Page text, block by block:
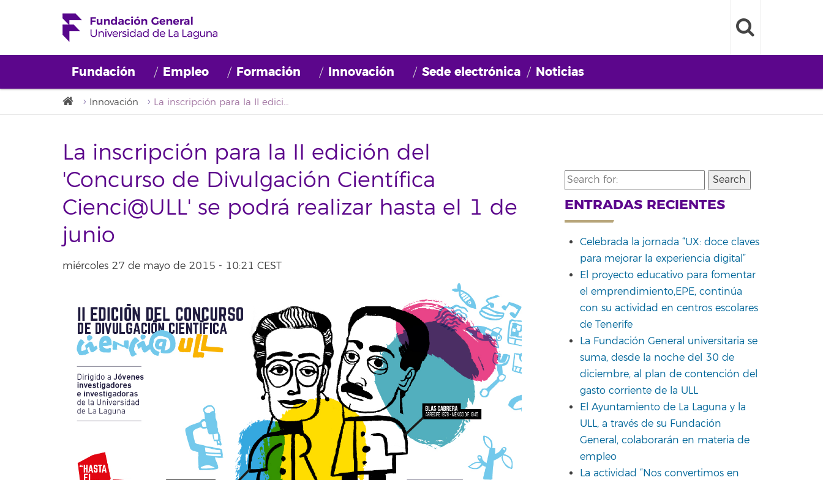
Fundación Empleo Formación Innovación Sede electrónica Noticias
Innovación La inscripción para la II edición del 'Concurso de Divulgación Científica Cienci@ULL' se podrá realizar hasta el 1 de junio
La inscripción para la II edición del
'Concurso de Divulgación Científica
Cienci@ULL' se podrá realizar hasta el 1 de
junio
miércoles 27 de mayo de 2015 - 10:21 CEST
Search
for:
ENTRADAS RECIENTES
Celebrada la jornada “UX: doce claves
para mejorar la experiencia digital”
El proyecto educativo para fomentar
el emprendimiento,EPE, continúa
con su actividad en centros escolares
de Tenerife
La Fundación General universitaria se
suma, desde la noche del 30 de
diciembre, al plan de contención del
gasto corriente de la ULL
El Ayuntamiento de La Laguna y la
ULL, a través de su Fundación
General, colaborarán en materia de
empleo
La actividad “Nos convertimos en